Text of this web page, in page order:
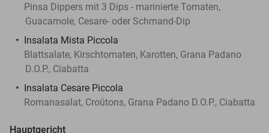
Pinsa Dippers mit 3 Dips - marinierte Tomaten,
Guacamole, Cesare- oder Schmand-Dip
Insalata Mista Piccola
Blattsalate, Kirschtomaten, Karotten, Grana Padano
D.O.P., Ciabatta
Insalata Cesare Piccola
Romanasalat, Croûtons, Grana Padano D.O.P., Ciabatta
Hauptgericht